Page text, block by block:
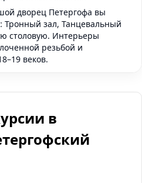
дворец Петергофа вы
Тронный зал, Танцевальный
столовую. Интерьеры
резьбой и
веков.
в